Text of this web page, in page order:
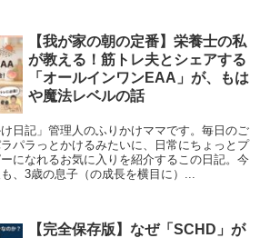
【我が家の朝の定番】栄養士の私
が教える！筋トレ夫とシェアする
「オールインワンEAA」が、もは
や魔法レベルの話
日記」管理人のふりかけママです。毎日のご
パラっとかけるみたいに、日常にちょっとプ
になれるお気に入りを紹介するこの日記。今
、3歳の息子（の成長を横目に）...
【完全保存版】なぜ「SCHD」が